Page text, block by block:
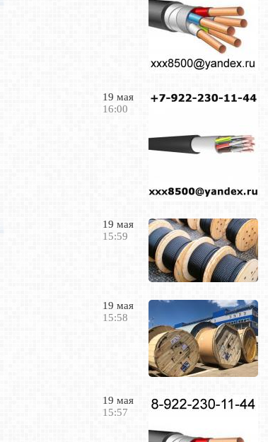
19 мая
16:00
19 мая
15:59
19 мая
15:58
19 мая
15:57